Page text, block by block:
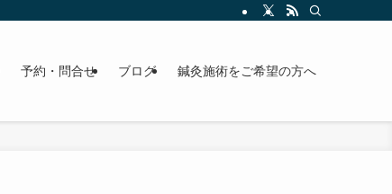
予約・問合せ ブログ 鍼灸施術をご希望の方へ